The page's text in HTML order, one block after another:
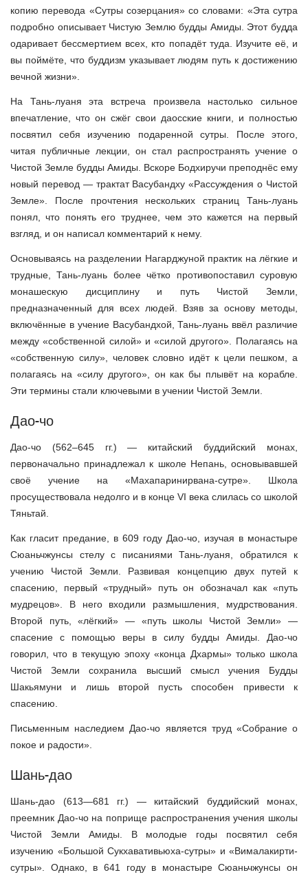
копию перевода «Сутры созерцания» со словами: «Эта сутра
подробно описывает Чистую Землю будды Амиды. Этот будда
одаривает бессмертием всех, кто попадёт туда. Изучите её, и
вы поймёте, что буддизм указывает людям путь к достижению
вечной жизни».
На Тань-луаня эта встреча произвела настолько сильное
впечатление, что он сжёг свои даосские книги, и полностью
посвятил себя изучению подаренной сутры. После этого,
читая публичные лекции, он стал распространять учение о
Чистой Земле будды Амиды. Вскоре Бодхиручи преподнёс ему
новый перевод — трактат Васубандху «Рассуждения о Чистой
Земле». После прочтения нескольких страниц Тань-луань
понял, что понять его труднее, чем это кажется на первый
взгляд, и он написал комментарий к нему.
Основываясь на разделении Нагарджуной практик на лёгкие и
трудные, Тань-луань более чётко противопоставил суровую
монашескую дисциплину и путь Чистой Земли,
предназначенный для всех людей. Взяв за основу методы,
включённые в учение Васубандхой, Тань-луань ввёл различие
между «собственной силой» и «силой другого». Полагаясь на
«собственную силу», человек словно идёт к цели пешком, а
полагаясь на «силу другого», он как бы плывёт на корабле.
Эти термины стали ключевыми в учении Чистой Земли.
Дао-чо
Дао-чо (562–645 гг.) — китайский буддийский монах,
первоначально принадлежал к школе Непань, основывавшей
своё учение на «Махапаринирвана-сутре». Школа
просуществовала недолго и в конце VI века слилась со школой
Тяньтай.
Как гласит предание, в 609 году Дао-чо, изучая в монастыре
Сюаньчжунсы стелу с писаниями Тань-луаня, обратился к
учению Чистой Земли. Развивая концепцию двух путей к
спасению, первый «трудный» путь он обозначал как «путь
мудрецов». В него входили размышления, мудрствования.
Второй путь, «лёгкий» — «путь школы Чистой Земли» —
спасение с помощью веры в силу будды Амиды. Дао-чо
говорил, что в текущую эпоху «конца Дхармы» только школа
Чистой Земли сохранила высший смысл учения Будды
Шакьямуни и лишь второй пусть способен привести к
спасению.
Письменным наследием Дао-чо является труд «Собрание о
покое и радости».
Шань-дао
Шань-дао (613—681 гг.) — китайский буддийский монах,
преемник Дао-чо на поприще распространения учения школы
Чистой Земли Амиды. В молодые годы посвятил себя
изучению «Большой Сукхавативьюха-сутры» и «Вималакирти-
сутры». Однако, в 641 году в монастыре Сюаньчжунсы он